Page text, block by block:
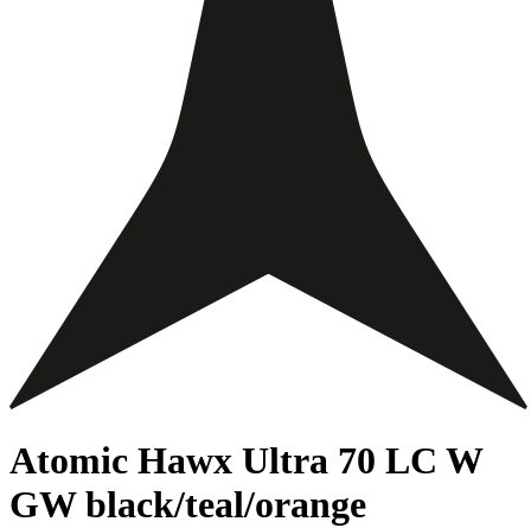
Atomic Hawx Ultra 70 LC W
GW black/teal/orange